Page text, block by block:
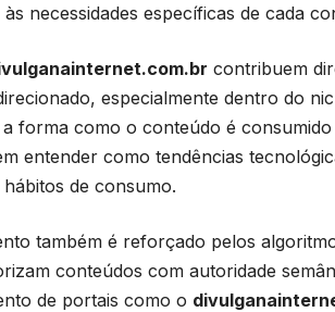
necessidades específicas de cada
contribuem
especialmente dentro do
a forma como o conteúdo é
entender como tendências
de consumo.
também é reforçado pelos
conteúdos com autoridade
de portais como o